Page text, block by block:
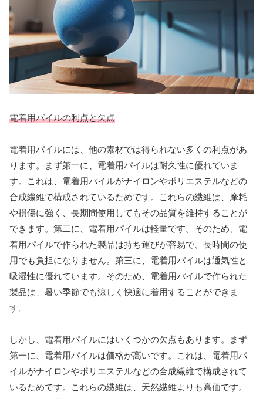
電着用パイルの利点と欠点
電着用パイルには、他の素材では得られない多くの利点があ
ります。まず第一に、電着用パイルは耐久性に優れていま
す。これは、電着用パイルがナイロンやポリエステルなどの
合成繊維で構成されているためです。これらの繊維は、摩耗
や損傷に強く、長期間使用してもその品質を維持することが
できます。第二に、電着用パイルは軽量です。そのため、電
着用パイルで作られた製品は持ち運びが容易で、長時間の使
用でも負担になりません。第三に、電着用パイルは通気性と
吸湿性に優れています。そのため、電着用パイルで作られた
製品は、暑い季節でも涼しく快適に着用することができま
す。
しかし、電着用パイルにはいくつかの欠点もあります。まず
第一に、電着用パイルは価格が高いです。これは、電着用パ
イルがナイロンやポリエステルなどの合成繊維で構成されて
いるためです。これらの繊維は、天然繊維よりも高価です。